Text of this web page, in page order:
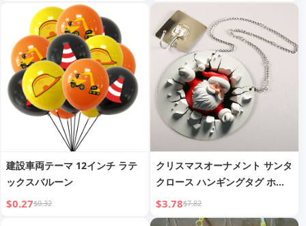
建設車両テーマ 12インチ ラテ
ックスバルーン
$0.27$0.32
クリスマスオーナメント サンタ
クロース ハンギングタグ ホリ
デー ウォールデコレーション
$3.78$7.82